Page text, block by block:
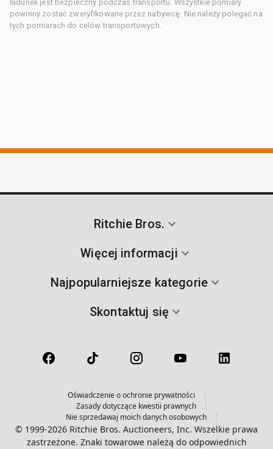
ładunek jest bezpieczny podczas transportu. Wszystkie pomiary
powinny zostać zweryfikowane przez nabywcę. Nie należy polegać na
tych pomiarach do celów transportowych.
Ritchie Bros.
Więcej informacji
Najpopularniejsze kategorie
Skontaktuj się
Oświadczenie o ochronie prywatności
Zasady dotyczące kwestii prawnych
Nie sprzedawaj moich danych osobowych
© 1999-2026 Ritchie Bros. Auctioneers, Inc. Wszelkie prawa
zastrzeżone. Znaki towarowe należą do odpowiednich